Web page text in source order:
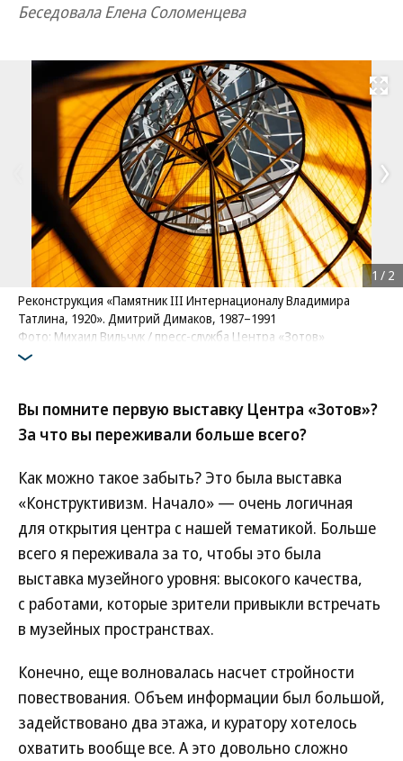
Беседовала Елена Соломенцева
Развернуть
Реконструкция «Памятник III Интернационалу Владимира
Татлина, 1920». Дмитрий Димаков, 1987–1991
Фото: Михаил Вильчук / пресс-служба Центра «Зотов»
1 / 2
Вы помните первую выставку Центра «Зотов»?
За что вы переживали больше всего?
Как можно такое забыть? Это была выставка
«Конструктивизм. Начало» — очень логичная
для открытия центра с нашей тематикой. Больше
всего я переживала за то, чтобы это была
выставка музейного уровня: высокого качества,
с работами, которые зрители привыкли встречать
в музейных пространствах.
Конечно, еще волновалась насчет стройности
повествования. Объем информации был большой,
задействовано два этажа, и куратору хотелось
охватить вообще все. А это довольно сложно